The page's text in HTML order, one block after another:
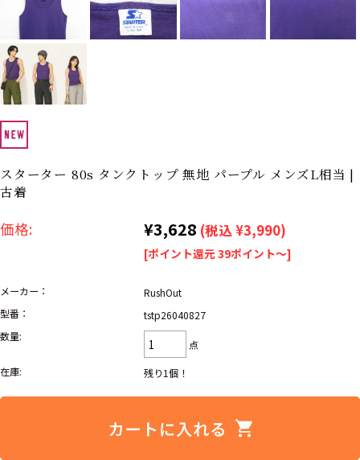
ラルフ ローレン
チャンピオン
カーハート
リーバイス ラッセル・アスレチ
ック
サ行
タ行
マ行 ラ行
Search by Item アイテムから探す
スウェット
スターター 80s タンクトップ 無地 パープル メンズL相当 |
古着
価格: ¥3,628 (税込 ¥3,990)
[ポイント還元 39ポイント～]
メーカー：
RushOut
型番：
tstp26040827
数量:
点
在庫:
残り1個！